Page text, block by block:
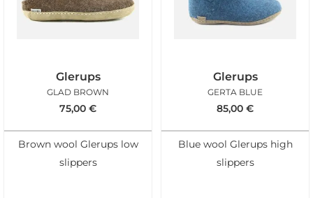
Glerups
GLAD BROWN
75,00 €
Brown wool Glerups low
slippers
Glerups
GERTA BLUE
85,00 €
Blue wool Glerups high
slippers